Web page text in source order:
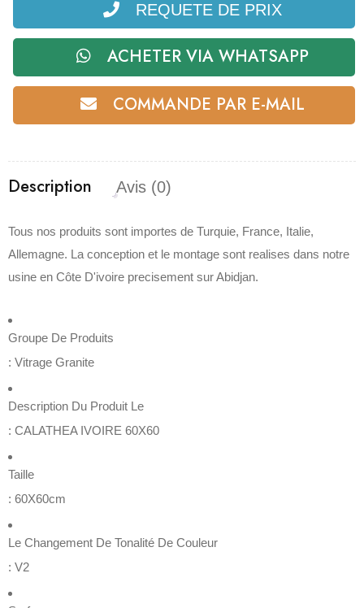
REQUETE DE PRIX
ACHETER VIA WHATSAPP
COMMANDE PAR E-MAIL
Description Avis (0)
Tous nos produits sont importes de Turquie, France, Italie,
Allemagne. La conception et le montage sont realises dans notre
usine en Côte D'ivoire precisement sur Abidjan.
Groupe De Produits
: Vitrage Granite
Description Du Produit Le
: CALATHEA IVOIRE 60X60
Taille
: 60X60cm
Le Changement De Tonalité De Couleur
: V2